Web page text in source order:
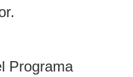
Programa